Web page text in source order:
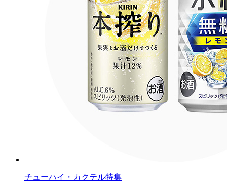
チューハイ・カクテル特集